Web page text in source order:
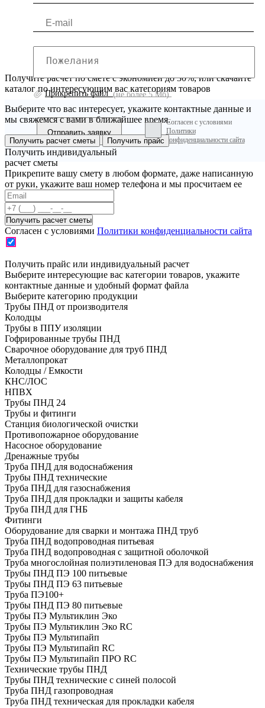
Прикрепить файл(не более 5 Мб)
Согласен с условиями
Политики
конфиденциальности сайта
Получите расчет по смете с экономией до 30%, или скачайте
каталог по интересующим вас категориям товаров
Выберите что вас интересует, укажите контактные данные и
мы свяжемся с вами в ближайшее время.
Получить расчет сметы Получить прайс
Получить индивидуальный
расчет сметы
Прикрепите вашу смету в любом формате, даже написанную
от руки, укажите ваш номер телефона и мы просчитаем ее
Согласен с условиями Политики конфиденциальности сайта
Получить прайс или индивидуальный расчет
Выберите интересующие вас категории товаров, укажите
контактные данные и удобный формат файла
Выберите категорию продукции
Трубы ПНД от производителя
Колодцы
Трубы в ППУ изоляции
Гофрированные трубы ПНД
Сварочное оборудование для труб ПНД
Металлопрокат
Колодцы / Емкости
КНС/ЛОС
НПВХ
Трубы ПНД 24
Трубы и фитинги
Cтанция биологической очистки
Противопожарное оборудование
Насосное оборудование
Дренажные трубы
Труба ПНД для водоснабжения
Трубы ПНД технические
Труба ПНД для газоснабжения
Труба ПНД для прокладки и защиты кабеля
Труба ПНД для ГНБ
Фитинги
Оборудование для сварки и монтажа ПНД труб
Труба ПНД водопроводная питьевая
Труба ПНД водопроводная с защитной оболочкой
Труба многослойная полиэтиленовая ПЭ для водоснабжения
Трубы ПНД ПЭ 100 питьевые
Трубы ПНД ПЭ 63 питьевые
Труба ПЭ100+
Трубы ПНД ПЭ 80 питьевые
Трубы ПЭ Мультиклин Эко
Трубы ПЭ Мультиклин Эко RC
Трубы ПЭ Мультипайп
Трубы ПЭ Мультипайп RC
Трубы ПЭ Мультипайп ПРО RC
Технические трубы ПНД
Трубы ПНД технические с синей полосой
Труба ПНД газопроводная
Труба ПНД техническая для прокладки кабеля